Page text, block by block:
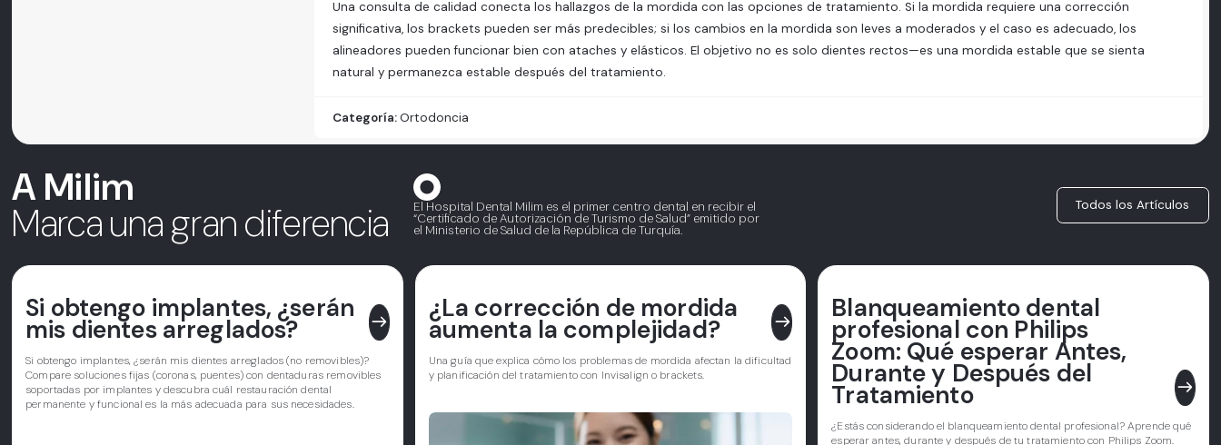
Una consulta de calidad conecta los hallazgos de la mordida con las opciones de tratamiento. Si la mordida requiere una corrección
significativa, los brackets pueden ser más predecibles; si los cambios en la mordida son leves a moderados y el caso es adecuado, los
alineadores pueden funcionar bien con ataches y elásticos. El objetivo no es solo dientes rectos—es una mordida estable que se sienta
natural y permanezca estable después del tratamiento.
Categoría:Ortodoncia
A Milim
Marca una gran diferencia El Hospital Dental Milim es el primer centro dental en recibir el
“Certificado de Autorización de Turismo de Salud” emitido por
el Ministerio de Salud de la República de Turquía.
Todos los Artículos
Si obtengo implantes, ¿serán
mis dientes arreglados? east
Si obtengo implantes, ¿serán mis dientes arreglados (no removibles)?
Compare soluciones fijas (coronas, puentes) con dentaduras removibles
soportadas por implantes y descubra cuál restauración dental
permanente y funcional es la más adecuada para sus necesidades.
¿La corrección de mordida
aumenta la complejidad? east
Una guía que explica cómo los problemas de mordida afectan la dificultad
y planificación del tratamiento con Invisalign o brackets.
Blanqueamiento dental
profesional con Philips
Zoom: Qué esperar Antes,
Durante y Después del
Tratamiento east
¿Estás considerando el blanqueamiento dental profesional? Aprende qué
esperar antes, durante y después de tu tratamiento con Philips Zoom.